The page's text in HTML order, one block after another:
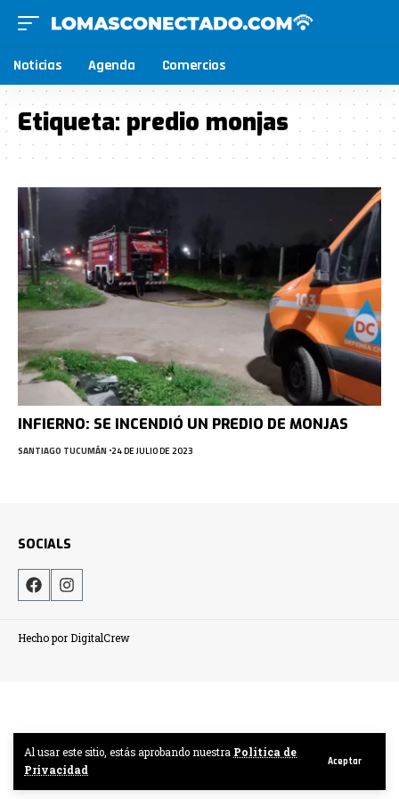
Al usar este sitio, estás aprobando nuestra Politica de
Privacidad
Aceptar
Noticias Agenda Comercios
Etiqueta:predio monjas
INFIERNO: SE INCENDIÓ UN PREDIO DE MONJAS
SANTIAGO TUCUMÁN 24 DE JULIO DE 2023
SOCIALS
Hecho por DigitalCrew